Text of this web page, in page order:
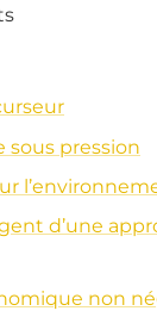
sous pression
d’une
non